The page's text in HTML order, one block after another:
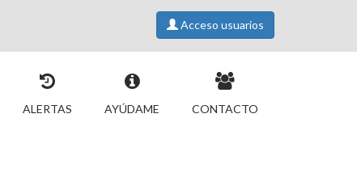
Acceso usuarios
ALERTAS AYÚDAME CONTACTO